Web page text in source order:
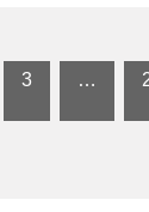
3 …